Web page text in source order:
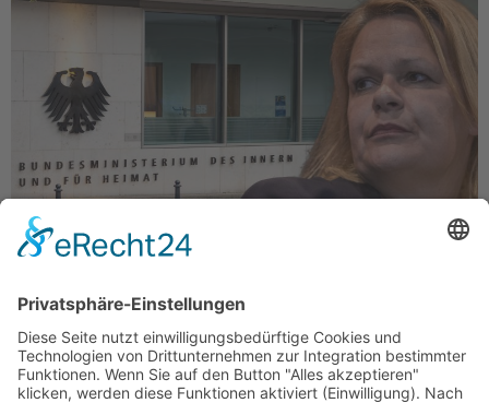
Dr. Hans-Georg Maaßen, Ex-Präsident des
Bundesvorsitzender der WerteUnion, fordert die
Absetzung von Bundesinnenministerin Nancy